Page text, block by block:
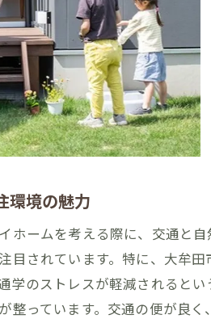
自然と共
住まいに自
福岡県大牟田市
大牟田市で
理想を叶え
大牟田市の
夢をかな
マイホームを
自然を大
環境の魅力
ホームを考える際に、交通と
目されています。特に、大牟
学のストレスが軽減されると
整っています。交通の便が良